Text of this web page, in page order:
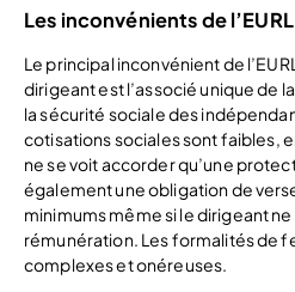
Les inconvénients de l’EURL
Le principal inconvénient de
dirigeant est l’associé unique de
la sécurité sociale des
cotisations sociales sont faibles,
ne se voit accorder qu’une
également une obligation de
minimums même si le dirigeant
rémunération. Les formalités de
complexes et onéreuses.